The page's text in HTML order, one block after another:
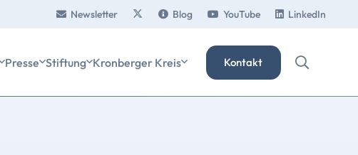
Newsletter Blog YouTube LinkedIn
Presse Stiftung Kronberger Kreis Kontakt